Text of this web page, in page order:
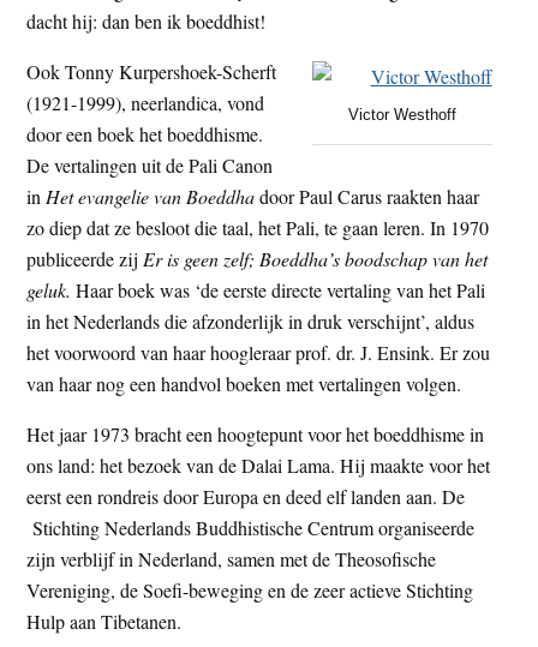
dacht hij: dan ben ik boeddhist!
Victor Westhoff
Ook Tonny Kurpershoek-Scherft
(1921-1999), neerlandica, vond
door een boek het boeddhisme.
De vertalingen uit de Pali Canon
inHet evangelie van Boeddhadoor Paul Carus raakten haar
zo diep dat ze besloot die taal, het Pali, te gaan leren. In 1970
publiceerde zijEr is geen zelf; Boeddha’s boodschap van het
geluk. Haar boek was ‘de eerste directe vertaling van het Pali
in het Nederlands die afzonderlijk in druk verschijnt’, aldus
het voorwoord van haar hoogleraar prof. dr. J. Ensink. Er zou
van haar nog een handvol boeken met vertalingen volgen.
Het jaar 1973 bracht een hoogtepunt voor het boeddhisme in
ons land: het bezoek van de Dalai Lama. Hij maakte voor het
eerst een rondreis door Europa en deed elf landen aan. De
Stichting Nederlands Buddhistische Centrum organiseerde
zijn verblijf in Nederland, samen met de Theosofische
Vereniging, de Soefi-beweging en de zeer actieve Stichting
Hulp aan Tibetanen.